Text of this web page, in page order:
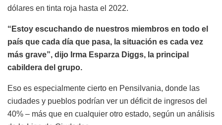
dólares en tinta roja hasta el 2022.
“Estoy escuchando de nuestros miembros en todo el
país que cada día que pasa, la situación es cada vez
más grave”, dijo Irma Esparza Diggs, la principal
cabildera del grupo.
Eso es especialmente cierto en Pensilvania, donde las
ciudades y pueblos podrían ver un déficit de ingresos del
40% – más que en cualquier otro estado, según un análisis